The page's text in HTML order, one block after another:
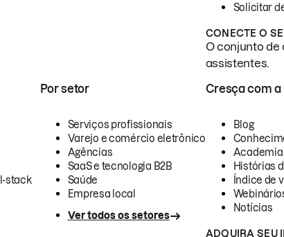
Solicitar
CONECTE O
O conjunto de
assistentes.
stack
Por setor
Serviços profissionais
Varejo e comércio eletrônico
Agências
SaaS e tecnologia B2B
Saúde
Empresa local
Ver todos os setores
Cresça com a
Blog
Academia
Histórias
Índice de
Notícias
ADQUIRA SEU